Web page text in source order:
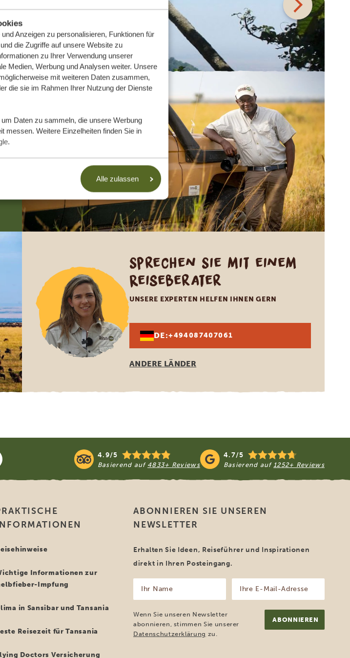
Anzeigen zu personalisieren, Funktionen für
die Zugriffe auf unsere Website zu
zu Ihrer Verwendung unserer
Medien, Werbung und Analysen weiter. Unsere
mit weiteren Daten zusammen,
die sie im Rahmen Ihrer Nutzung der Dienste
Daten zu sammeln, die unsere Werbung
messen. Weitere Einzelheiten finden Sie in
.
Alle zulassen
Sprechen Sie mit einem
Reiseberater
UNSERE EXPERTEN HELFEN IHNEN GERN
DE:+494087407061
ANDERE LÄNDER
4.9/5
Basierend auf 4833+ Reviews
4.7/5
Basierend auf 1252+ Reviews
Informationen zur
Impfung
in Sansibar und Tansania
Reisezeit für Tansania
Doctors Versicherung
ABONNIEREN SIE UNSEREN
NEWSLETTER
Erhalten Sie Ideen, Reiseführer und Inspirationen
direkt in Ihren Posteingang.
Name
(erforderlich)
Mail-
(erforderlich)
Wenn Sie unseren Newsletter
abonnieren, stimmen Sie unserer
Datenschutzerklärung zu.